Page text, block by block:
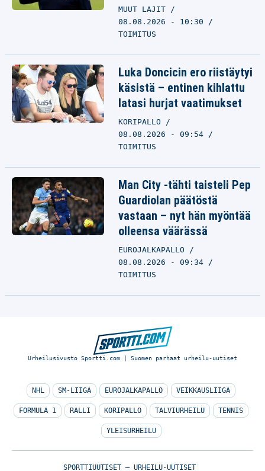
MUUT LAJIT
08.08.2026 - 10:30
TOIMITUS
Luka Doncicin ero riistäytyi
käsistä – entinen kihlattu
latasi hurjat vaatimukset
KORIPALLO
08.08.2026 - 09:54
TOIMITUS
Man City -tähti taisteli Pep
Guardiolan päätöstä
vastaan – nyt hän myöntää
olleensa väärässä
EUROJALKAPALLO
08.08.2026 - 09:34
TOIMITUS
Urheilusivusto Sportti.com | Suomen parhaat urheilu-uutiset
NHL SM-LIIGA EUROJALKAPALLO VEIKKAUSLIIGA
FORMULA 1 RALLI KORIPALLO TALVIURHEILU TENNIS
YLEISURHEILU
SPORTTIUUTISET – URHEILU-UUTISET